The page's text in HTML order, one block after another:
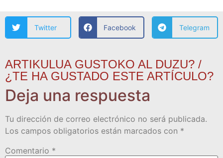
Twitter Facebook Telegram
ARTIKULUA GUSTOKO AL DUZU? /
¿TE HA GUSTADO ESTE ARTÍCULO?
Deja una respuesta
Tu dirección de correo electrónico no será publicada.
Los campos obligatorios están marcados con *
Comentario *